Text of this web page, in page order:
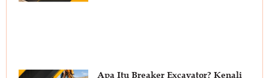
Apa Itu Breaker Excavator? Kenali